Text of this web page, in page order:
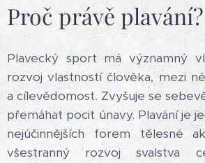
Proč právě plavání?
Plavecký sport má významný
rozvoj vlastností člověka, mezi
a cílevědomost. Zvyšuje se
přemáhat pocit únavy. Plavání je
nejúčinnějších forem tělesné
všestranný rozvoj svalstva